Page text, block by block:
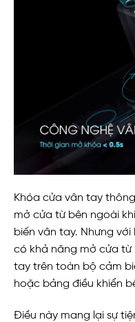
Khóa cửa vân tay
mở cửa từ bên ngoài
biến vân tay. Nhưng
có khả năng mở cửa
tay trên toàn bộ cảm
hoặc bảng điều khiển
Điều này mang lại sự